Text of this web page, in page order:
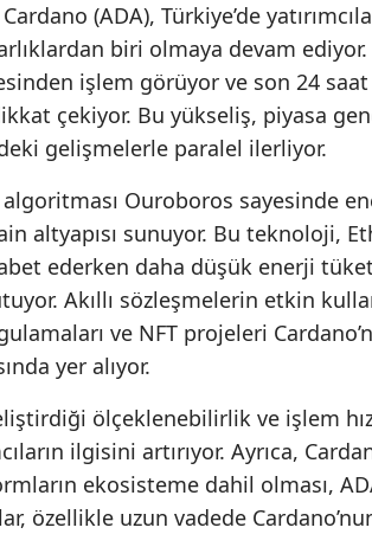
(ADA), Türkiye’de
biri olmaya devam
işlem görüyor ve son 24
çekiyor. Bu yükseliş, piyasa
gelişmelerle paralel ilerliyor.
algoritması Ouroboros sayesinde
altyapısı sunuyor. Bu teknoloji,
ederken daha düşük enerji
Akıllı sözleşmelerin etkin
ve NFT projeleri
yer alıyor.
ölçeklenebilirlik ve işlem
ilgisini artırıyor. Ayrıca,
ekosisteme dahil olması,
özellikle uzun vadede